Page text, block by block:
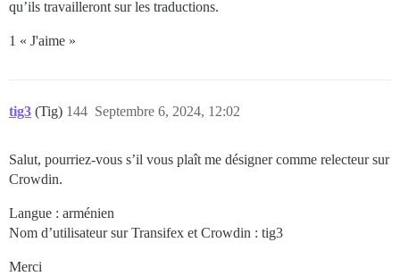
qu’ils travailleront sur les traductions.
1 « J'aime »
tig3 (Tig) Septembre 6, 2024, 12:02
144
Salut, pourriez-vous s’il vous plaît me désigner comme relecteur sur
Crowdin.
Langue : arménien
Nom d’utilisateur sur Transifex et Crowdin : tig3
Merci